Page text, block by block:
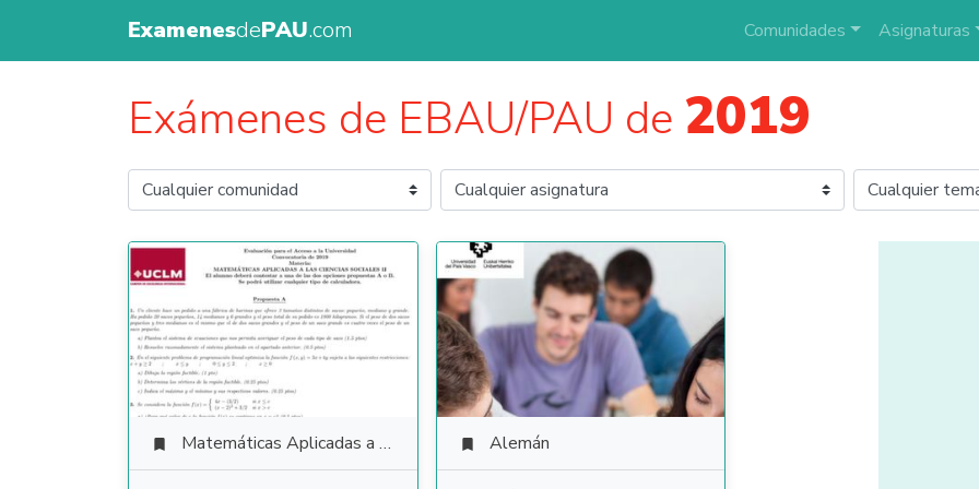
ExamenesdePAU.com Comunidades Asignaturas
Exámenes de EBAU/PAU de 2019
 Matemáticas Aplicadas a las Ciencias Sociales  Alemán